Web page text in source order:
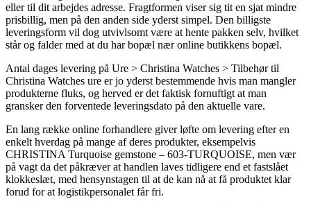
eller til dit arbejdes adresse. Fragtformen viser sig tit en sjat mindre
prisbillig, men på den anden side yderst simpel. Den billigste
leveringsform vil dog utvivlsomt være at hente pakken selv, hvilket
står og falder med at du har bopæl nær online butikkens bopæl.
Antal dages levering på Ure > Christina Watches > Tilbehør til
Christina Watches ure er jo yderst bestemmende hvis man mangler
produkterne fluks, og herved er det faktisk fornuftigt at man
gransker den forventede leveringsdato på den aktuelle vare.
En lang række online forhandlere giver løfte om levering efter en
enkelt hverdag på mange af deres produkter, eksempelvis
CHRISTINA Turquoise gemstone – 603-TURQUOISE, men vær
på vagt da det påkræver at handlen laves tidligere end et fastslået
klokkeslæt, med hensynstagen til at de kan nå at få produktet klar
forud for at logistikpersonalet får fri.